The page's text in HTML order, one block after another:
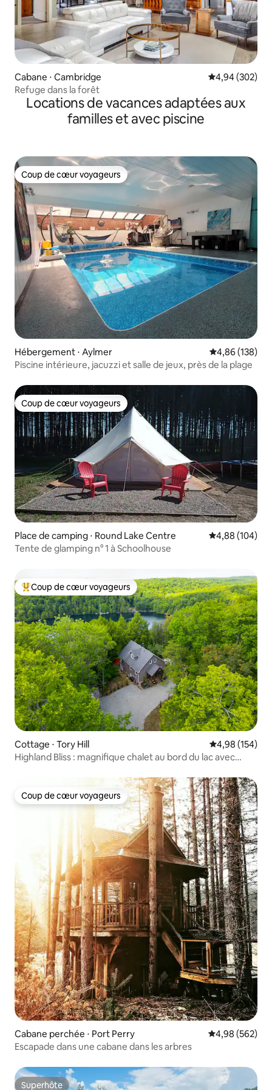
Cabane ⋅ Cambridge Évaluation
4,94 (302)
Refuge dans la forêt
Locations de vacances adaptées aux
familles et avec piscine
Coup de cœur voyageurs
Coup de cœur voyageurs
Hébergement ⋅ Aylmer Évaluation
4,86 (138)
Piscine intérieure, jacuzzi et salle de jeux, près de la plage
Coup de cœur voyageurs
Coup de cœur voyageurs
Place de camping ⋅ Round Lake Centre Évaluation
4,88 (104)
Tente de glamping n° 1 à Schoolhouse
Coups de cœur voyageurs les plus appréciés
Coup de cœur voyageurs
Cottage ⋅ Tory Hill Évaluation
4,98 (154)
Highland Bliss : magnifique chalet au bord du lac avec
Coup de cœur voyageurs
Coup de cœur voyageurs
Cabane perchée ⋅ Port Perry Évaluation
4,98 (562)
Escapade dans une cabane dans les arbres
Superhôte